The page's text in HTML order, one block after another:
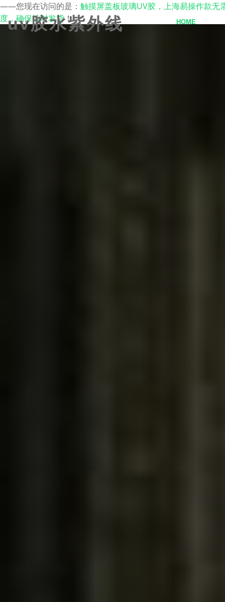
——您现在访问的是： 触摸屏盖板玻璃UV胶，上海易操作款
度，确保按时发货！
uv胶水紫外线 HOME